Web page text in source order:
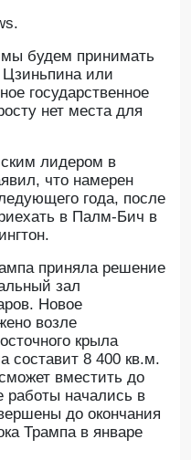
будем принимать
или
государственное
нет места для
лидером в
что намерен
года, после
в Палм-Бич в
приняла решение
зал
Новое
возле
крыла
составит 8 400 кв.м.
вместить до
работы начались в
до окончания
Трампа в январе